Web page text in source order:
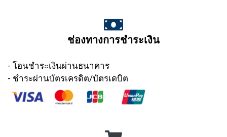
ช่องทางการชำระเงิน
- โอนชำระเงินผ่านธนาคาร
- ชำระผ่านบัตรเครดิต/บัตรเดบิต